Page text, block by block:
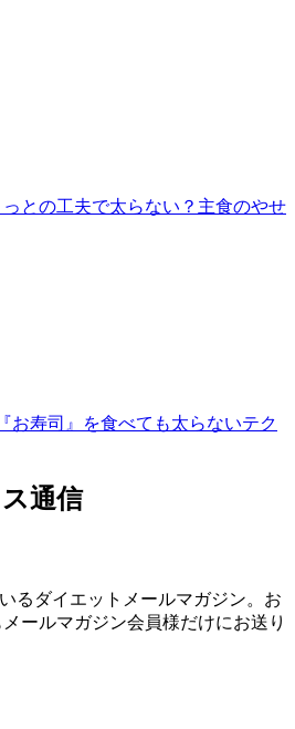
っとの工夫で太らない？主食のやせ
お寿司』を食べても太らないテク
通信
るダイエットメールマガジン。お
ールマガジン会員様だけにお送り